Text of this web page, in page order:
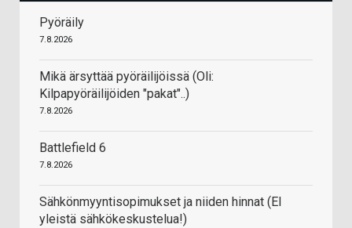
Pyöräily
7.8.2026
Mikä ärsyttää pyöräilijöissä (Oli:
Kilpapyöräilijöiden "pakat"..)
7.8.2026
Battlefield 6
7.8.2026
Sähkönmyyntisopimukset ja niiden hinnat (EI
yleistä sähkökeskustelua!)